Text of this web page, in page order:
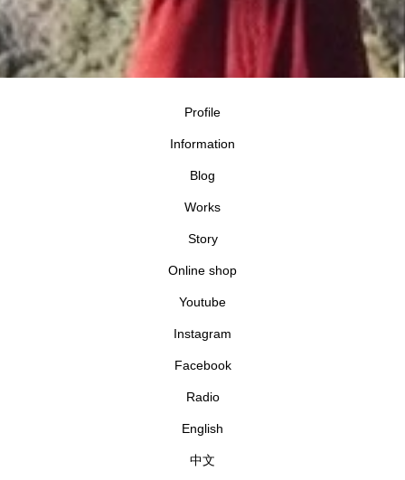
Profile
Information
Blog
Works
Story
Online shop
Youtube
Instagram
Facebook
Radio
English
中文